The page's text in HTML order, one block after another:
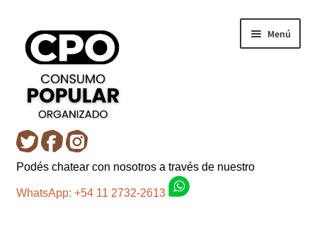
navegación
contenido
Menú
Inicio
Carro
Podés chatear con nosotros a través de nuestro
WhatsApp: +54 11 2732-2613